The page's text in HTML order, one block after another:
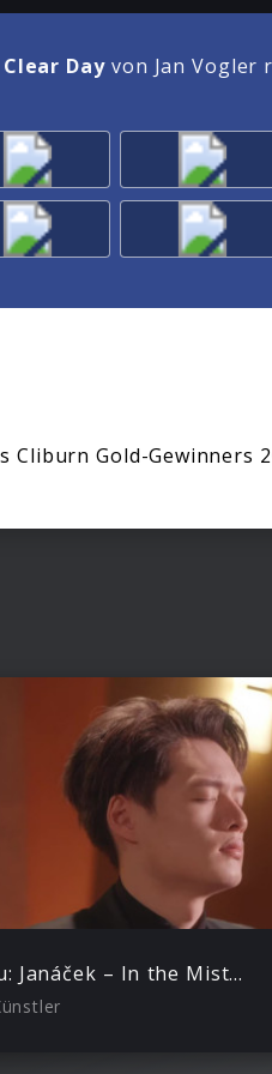
Dayvon Jan Vogler
Cliburn Gold-Gewinners
Xiaofu Ju: Janáček – In the Mists, I. Andante